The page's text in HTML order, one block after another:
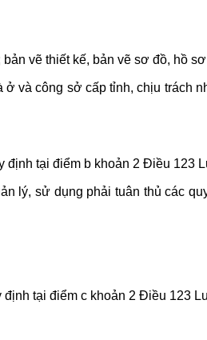
vẽ thiết kế, bản vẽ sơ đồ, hồ
và công sở cấp tỉnh, chịu trách
định tại điểm b khoản 2 Điều 123
lý, sử dụng phải tuân thủ các
tại điểm c khoản 2 Điều 123